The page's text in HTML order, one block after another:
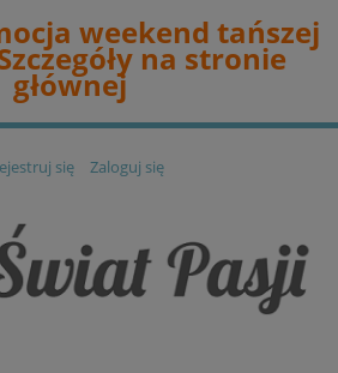
weekend tańszej
na stronie
głównej
się Zaloguj się